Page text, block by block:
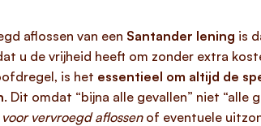
aflossen van een Santander lening is
u de vrijheid heeft om zonder extra
is het essentieel om altijd de
. Dit omdat “bijna alle gevallen” niet
vervroegd aflossenof eventuele